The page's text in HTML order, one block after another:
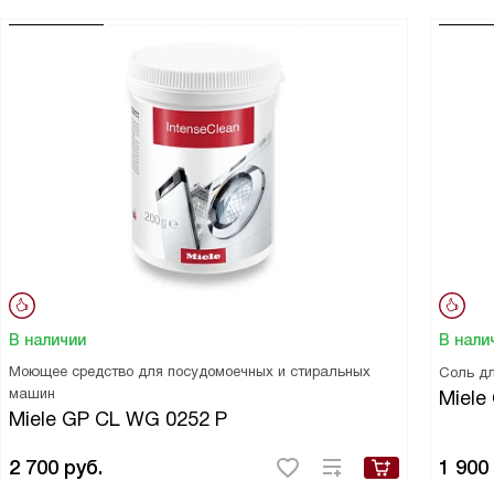
В наличии
Моющее средство для посудомоечных и стиральных
машин
Miele GP CL WG 0252 P
2 700 руб.
В
Соль
Miele
1 900